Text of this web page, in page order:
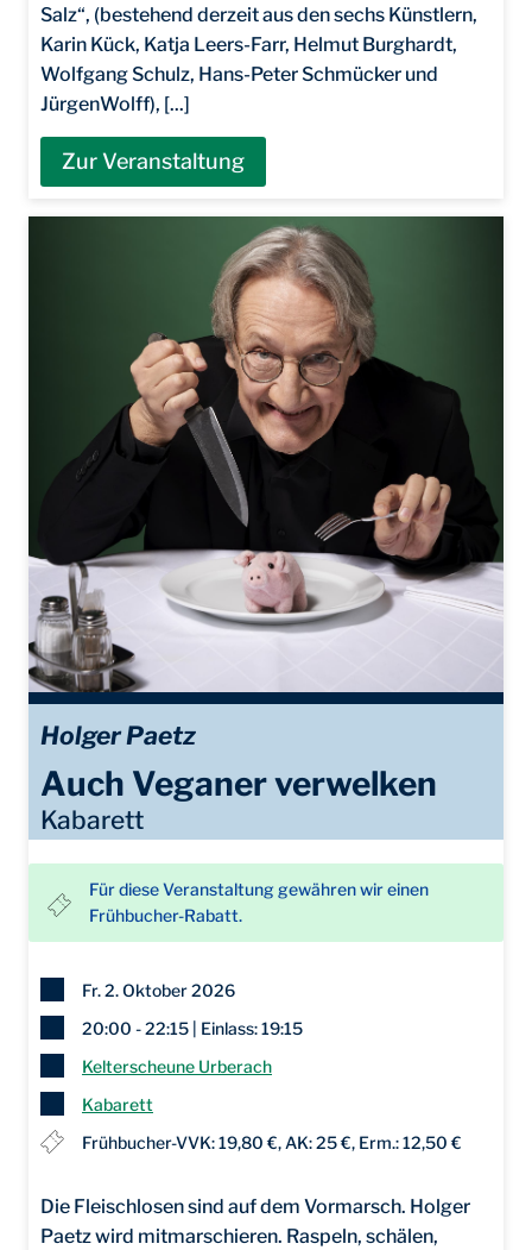
Salz“, (bestehend derzeit aus den sechs Künstlern,
Karin Kück, Katja Leers-Farr, Helmut Burghardt,
Wolfgang Schulz, Hans-Peter Schmücker und
JürgenWolff), [...]
Zur Veranstaltung
Holger Paetz
Auch Veganer verwelken
Kabarett
Für diese Veranstaltung gewähren wir einen
Frühbucher-Rabatt.
Fr. 2. Oktober 2026
20:00 - 22:15 | Einlass: 19:15
Kelterscheune Urberach
Kabarett
Frühbucher-VVK: 19,80 €, AK: 25 €, Erm.: 12,50 €
Die Fleischlosen sind auf dem Vormarsch. Holger
Paetz wird mitmarschieren. Raspeln, schälen,